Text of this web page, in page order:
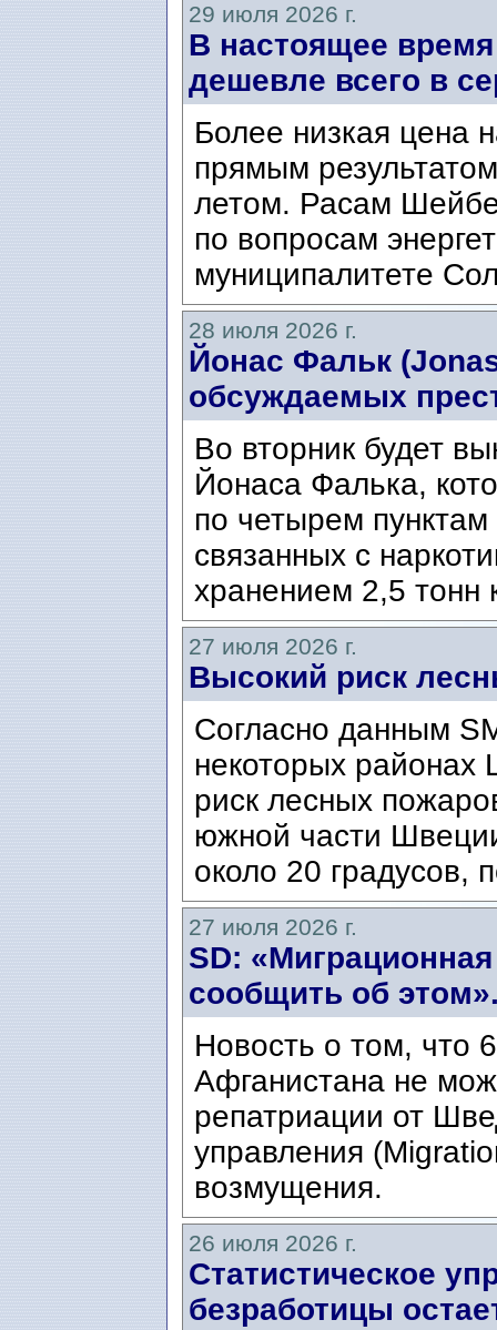
29 июля 2026 г.
В настоящее
дешевле всего в
Более низкая цена
прямым
летом. Расам
по вопросам
муниципалитете
28 июля 2026 г.
Йонас Фальк
обсуждаемых
Во вторник будет
Йонаса Фалька,
по четырем
связанных с
хранением 2,5 тонн
27 июля 2026 г.
Высокий риск
Согласно данным
некоторых районах
риск лесных
южной части
около 20 градусов,
27 июля 2026 г.
SD:
сообщить об
Новость о том, что
Афганистана не
репатриации от
управления
возмущения.
26 июля 2026 г.
Статистическое
безработицы